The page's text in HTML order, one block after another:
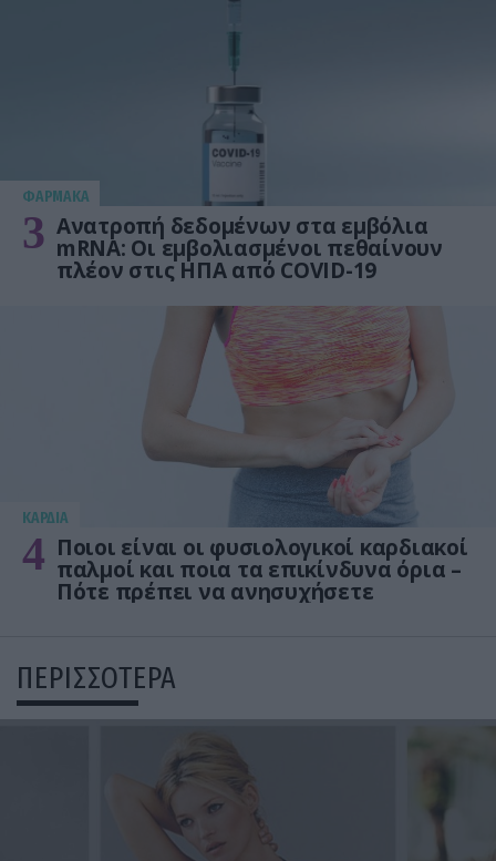
ΦΑΡΜΑΚΑ
3 Ανατροπή δεδομένων στα εμβόλια
mRNA: Οι εμβολιασμένοι πεθαίνουν
πλέον στις ΗΠΑ από COVID-19
KΑΡΔΙΑ
4 Ποιοι είναι οι φυσιολογικοί καρδιακοί
παλμοί και ποια τα επικίνδυνα όρια –
Πότε πρέπει να ανησυχήσετε
ΠΕΡΙΣΣΟΤΕΡΑ